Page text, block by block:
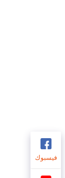
فيسبوك